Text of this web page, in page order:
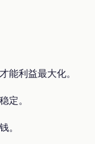
能利益最大化。
定。
。